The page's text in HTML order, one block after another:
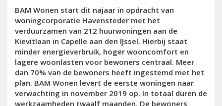
BAM Wonen start dit najaar in opdracht van
woningcorporatie Havensteder met het
verduurzamen van 212 huurwoningen aan de
Kievitlaan in Capelle aan den IJssel. Hierbij staat
minder energieverbruik, hoger wooncomfort en
lagere woonlasten voor bewoners centraal. Meer
dan 70% van de bewoners heeft ingestemd met het
plan. BAM Wonen levert de eerste woningen naar
verwachting in november 2019 op. In totaal duren de
werkzaamheden twaalf maanden. De bewoners